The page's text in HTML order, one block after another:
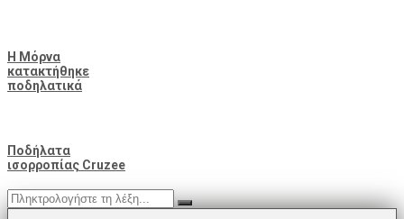
Η Μόρνα
κατακτήθηκε
ποδηλατικά
Ποδήλατα
ισορροπίας Cruzee